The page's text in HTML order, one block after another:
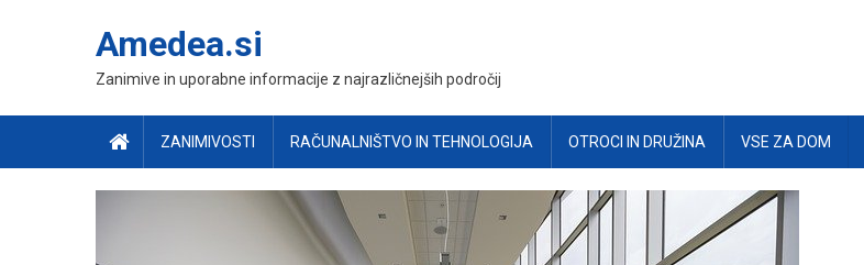
Amedea.si
Zanimive in uporabne informacije z najrazličnejših področij
ZANIMIVOSTI RAČUNALNIŠTVO IN TEHNOLOGIJA OTROCI IN DRUŽINA VSE ZA DOM